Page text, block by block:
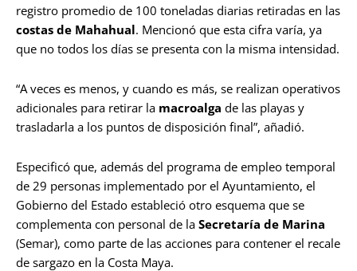
registro promedio de 100 toneladas diarias retiradas en las
costas de Mahahual. Mencionó que esta cifra varía, ya
que no todos los días se presenta con la misma intensidad.
“A veces es menos, y cuando es más, se realizan operativos
adicionales para retirar la macroalga de las playas y
trasladarla a los puntos de disposición final”, añadió.
Especificó que, además del programa de empleo temporal
de 29 personas implementado por el Ayuntamiento, el
Gobierno del Estado estableció otro esquema que se
complementa con personal de la Secretaría de Marina
(Semar), como parte de las acciones para contener el recale
de sargazo en la Costa Maya.